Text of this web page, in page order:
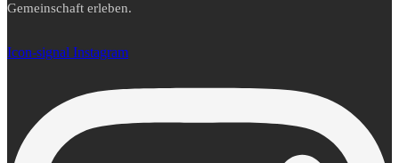
Gemeinschaft erleben.
Icon-signal Instagram